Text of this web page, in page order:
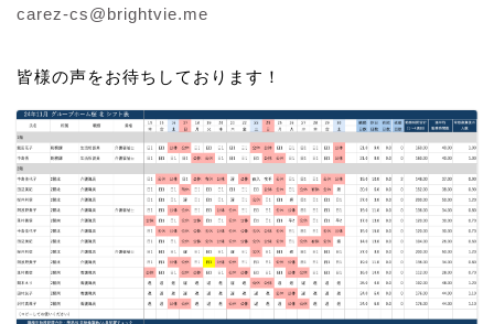
carez-cs@brightvie.me
皆様の声をお待ちしております！